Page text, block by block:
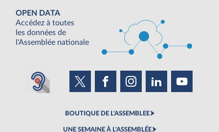
OPEN DATA
Accédez à toutes
les données de
l'Assemblée nationale
BOUTIQUE DE L'ASSEMBLEE
UNE SEMAINE À L'ASSEMBLÉE